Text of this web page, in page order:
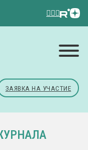
ЗАЯВКА НА УЧАСТИЕ